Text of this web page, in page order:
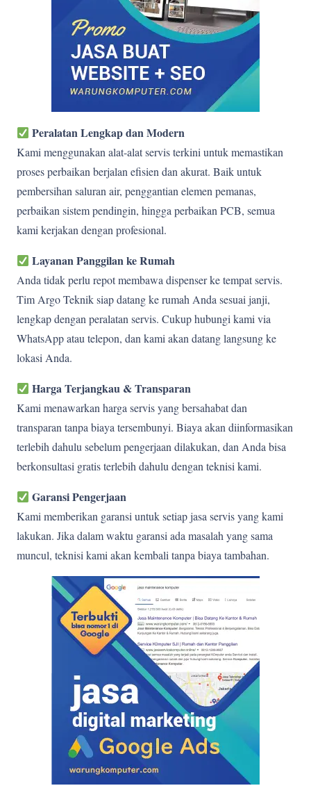
Peralatan Lengkap dan Modern
Kami menggunakan alat-alat servis terkini untuk memastikan
proses perbaikan berjalan efisien dan akurat. Baik untuk
pembersihan saluran air, penggantian elemen pemanas,
perbaikan sistem pendingin, hingga perbaikan PCB, semua
kami kerjakan dengan profesional.
Layanan Panggilan ke Rumah
Anda tidak perlu repot membawa dispenser ke tempat servis.
Tim Argo Teknik siap datang ke rumah Anda sesuai janji,
lengkap dengan peralatan servis. Cukup hubungi kami via
WhatsApp atau telepon, dan kami akan datang langsung ke
lokasi Anda.
Harga Terjangkau & Transparan
Kami menawarkan harga servis yang bersahabat dan
transparan tanpa biaya tersembunyi. Biaya akan diinformasikan
terlebih dahulu sebelum pengerjaan dilakukan, dan Anda bisa
berkonsultasi gratis terlebih dahulu dengan teknisi kami.
Garansi Pengerjaan
Kami memberikan garansi untuk setiap jasa servis yang kami
lakukan. Jika dalam waktu garansi ada masalah yang sama
muncul, teknisi kami akan kembali tanpa biaya tambahan.